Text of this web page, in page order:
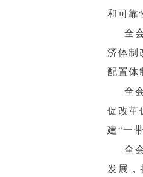
和可靠
全
济体制
配置体
全
促改革
建“一
全
发展，